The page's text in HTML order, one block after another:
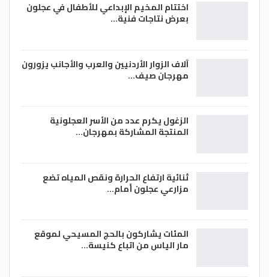
اختتام المخيم الإبداعي للأطفال في عجلون
بعرض نتاجات فنية…
آلاف الزوار الأردنيين والعرب والأجانب يزورون
مهرجان صيف…
الزغول يكرم عدد من الأسر العجلونية
المنتجة المشاركة بمهرجان…
ثنائية ارتفاع الحرارة ونقص المياه تضع
مزارعي عجلون أمام…
المئات يشاركون بالحج المسيحي لموقع
مار الياس من اتباع كنيسة…